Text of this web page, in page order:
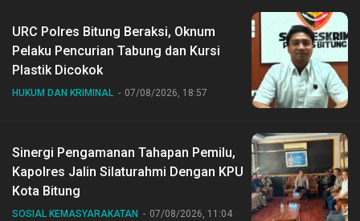
URC Polres Bitung Beraksi, Oknum
Pelaku Pencurian Tabung dan Kursi
Plastik Dicokok
HUKUM DAN KRIMINAL 07/08/2026, 18:57
Sinergi Pengamanan Tahapan Pemilu,
Kapolres Jalin Silaturahmi Dengan KPU
Kota Bitung
SOSIAL KEMASYARAKATAN 07/08/2026, 11:04